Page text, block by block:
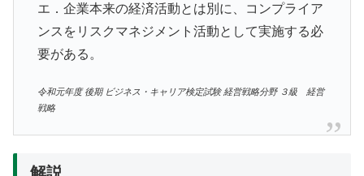
エ．企業本来の経済活動とは別に、コンプライア
ンスをリスクマネジメント活動として実施する必
要がある。
令和元年度 後期 ビジネス・キャリア検定試験 経営戦略分野 ３級 経営
戦略